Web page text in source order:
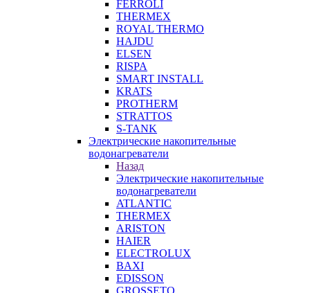
FERROLI
THERMEX
ROYAL THERMO
HAJDU
ELSEN
RISPA
SMART INSTALL
KRATS
PROTHERM
STRATTOS
S-TANK
Электрические накопительные
водонагреватели
Назад
Электрические накопительные
водонагреватели
ATLANTIC
THERMEX
ARISTON
HAIER
ELECTROLUX
BAXI
EDISSON
GROSSETO